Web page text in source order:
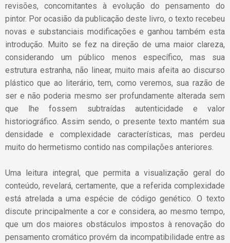
revisões, concomitantes à evolução do pensamento do
pintor. Por ocasião da publicação deste livro, o texto recebeu
novas e substanciais modificações e ganhou também esta
introdução. Muito se fez na direção de uma maior clareza,
considerando um público menos específico, mas sua
estrutura estranha, não linear, muito mais afeita ao discurso
plástico que ao literário, tem, como veremos, sua razão de
ser e não poderia mesmo ser profundamente alterada sem
que lhe fossem subtraídas autenticidade e valor
historiográfico. Assim sendo, o presente texto mantém sua
densidade e complexidade características, mas perdeu
muito do hermetismo contido nas compilações anteriores.
Uma leitura integral, que permita a visualização geral do
conteúdo, revelará, certamente, que a referida complexidade
está atrelada a uma espécie de código genético. O texto
discute principalmente a cor e considera, ao mesmo tempo,
que um dos maiores obstáculos impostos à renovação do
pensamento cromático provém da incompatibilidade entre as